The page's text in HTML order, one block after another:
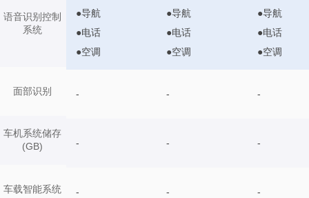
语音识别控制
系统
面部识别
车机系统储存
(GB)
车载智能系统
●导航
●电话
●空调
●导航
●电话
●空调
●导航
●电话
●空调
- - -
- - -
- - -